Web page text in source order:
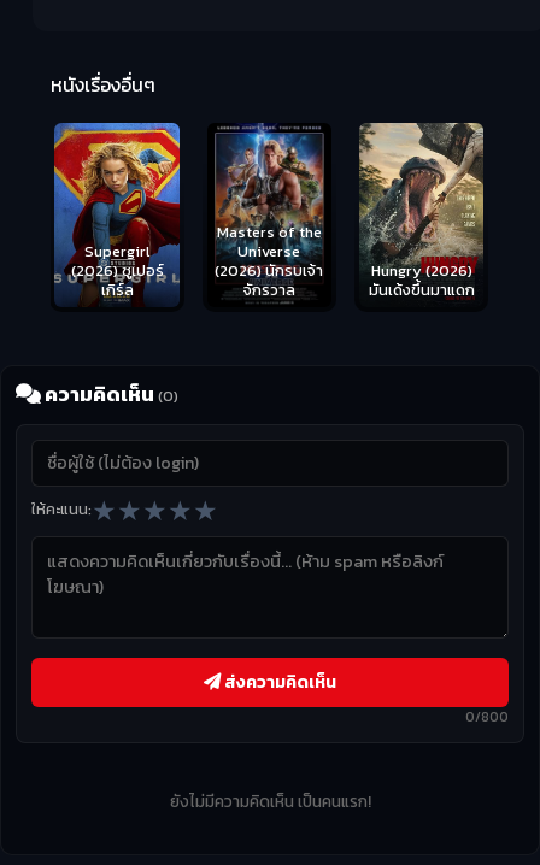
หนังเรื่องอื่นๆ
Supergirl
(2026) ซูเปอร์
เกิร์ล
Masters of the
Universe
(2026) นักรบเจ้า
จักรวาล
Hungry (2026)
มันเด้งขึ้นมาแดก
ความคิดเห็น (0)
ให้คะแนน:★★★★★
0/800
ส่งความคิดเห็น
ยังไม่มีความคิดเห็น เป็นคนแรก!